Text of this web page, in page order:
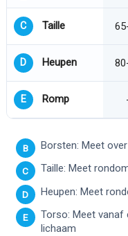
C Taille
D Heupen
E Romp
B Borsten: Meet
C Taille: Meet
D Heupen: Meet
E
Torso: Meet vanaf
lichaam